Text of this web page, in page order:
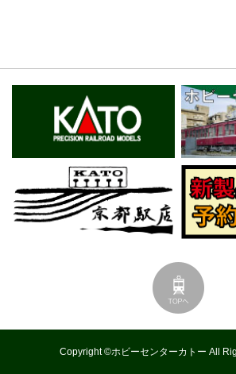
Copyright ©ホビーセンターカトー All